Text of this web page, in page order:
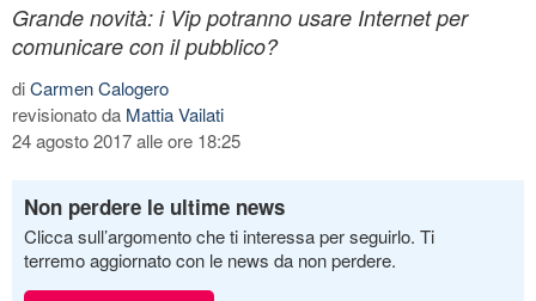
Grande novità: i Vip potranno usare Internet per
comunicare con il pubblico?
diCarmen Calogero
revisionato da Mattia Vailati
24 agosto 2017 alle ore 18:25
Non perdere le ultime news
Clicca sull’argomento che ti interessa per seguirlo. Ti
terremo aggiornato con le news da non perdere.